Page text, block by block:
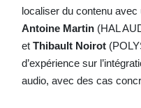
localiser du contenu
Antoine Martin(HAL
et Thibault Noirot
d’expérience sur
audio, avec des cas